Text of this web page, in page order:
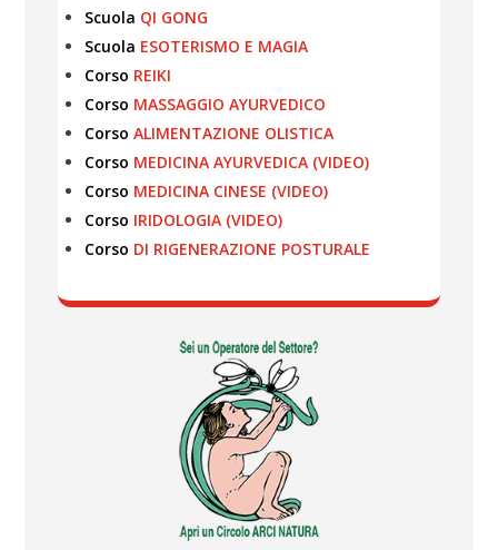
Scuola QI GONG
Scuola ESOTERISMO E MAGIA
Corso REIKI
Corso MASSAGGIO AYURVEDICO
Corso ALIMENTAZIONE OLISTICA
Corso MEDICINA AYURVEDICA (VIDEO)
Corso MEDICINA CINESE (VIDEO)
Corso IRIDOLOGIA (VIDEO)
Corso DI RIGENERAZIONE POSTURALE